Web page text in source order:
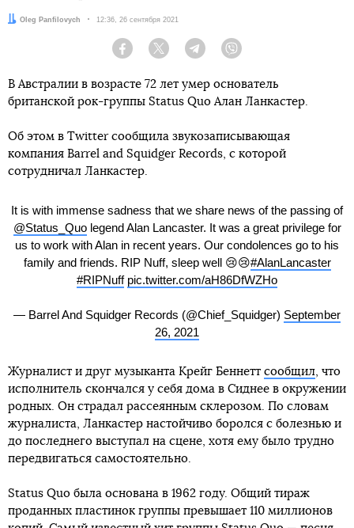
Автор:
Oleg Panfilovych Дата:
12:36, 26 сентября 2021
Facebook Twitter Telegram
В Австралии в возрасте 72 лет умер основатель
британской рок-группы Status Quo Алан Ланкастер.
Об этом в Twitter сообщила звукозаписывающая
компания Barrel and Squidger Records, с которой
сотрудничал Ланкастер.
It is with immense sadness that we share news of the passing of
@Status_Quolegend Alan Lancaster. It was a great privilege for
us to work with Alan in recent years. Our condolences go to his
family and friends. RIP Nuff, sleep well 😢😢#AlanLancaster
#RIPNuff pic.twitter.com/aH86DfWZHo
— Barrel And Squidger Records (@Chief_Squidger) September
26, 2021
Журналист и друг музыканта Крейг Беннетт сообщил , что
исполнитель скончался у себя дома в Сиднее в окружении
родных. Он страдал рассеянным склерозом. По словам
журналиста, Ланкастер настойчиво боролся с болезнью и
до последнего выступал на сцене, хотя ему было трудно
передвигаться самостоятельно.
Status Quo была основана в 1962 году. Общий тираж
проданных пластинок группы превышает 110 миллионов